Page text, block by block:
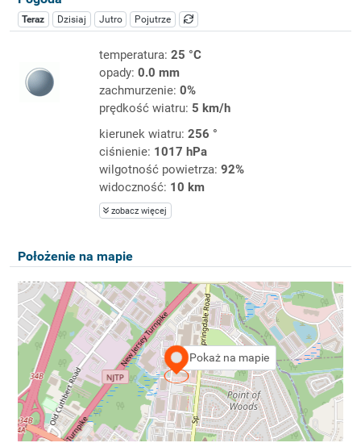
Teraz Dzisiaj Jutro Pojutrze
temperatura: 25 °C
opady: 0.0 mm
zachmurzenie: 0%
prędkość wiatru: 5 km/h
kierunek wiatru: 256 °
ciśnienie: 1017 hPa
wilgotność powietrza: 92%
widoczność: 10 km
zobacz więcej
Położenie na mapie
Pokaż na mapie